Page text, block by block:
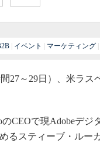
イベント マーケティング
27～29日）、米ラス
CEOで現Adobeデジ
るスティーブ・ルー